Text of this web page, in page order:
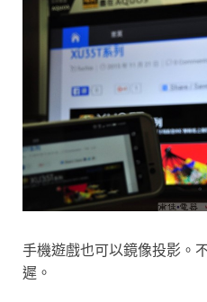
手機遊戲也可以鏡像投影。
遲。